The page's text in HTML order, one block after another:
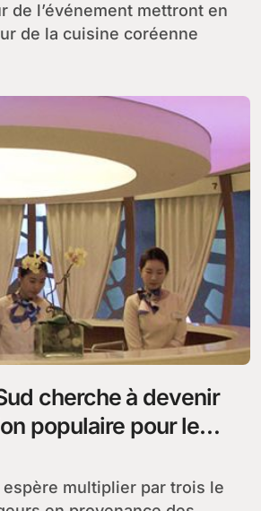
de la cuisine coréenne
cherche à devenir
populaire pour le